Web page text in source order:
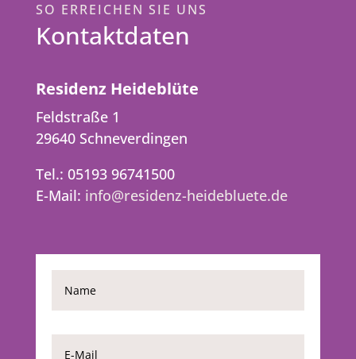
SO ERREICHEN SIE UNS
Kontaktdaten
Residenz Heideblüte
Feldstraße 1
29640 Schneverdingen
Tel.: 05193 96741500
E-Mail: info@residenz-heidebluete.de